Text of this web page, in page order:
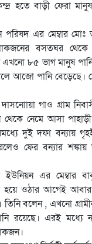
হতে বাড়ী ফেরা
এর মেম্বার মোঃ
বসতঘর থেকে
৮৫ ভাগ মানুষ
আজো পানি বেড়েছে।
গাও গ্রাম
থেকে নেমে আসা
দুই দফা বন্যায়
ফের বন্যার শঙ্কায়
ইউনিয়ন এর মেম্বার
হয়ে ওঠার আগেই
তিনি বলেন , এখনো
রয়েছে। এরই মধ্যে